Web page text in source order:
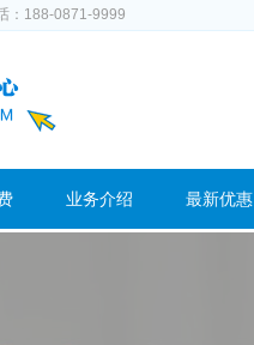
：188-0871-9999
业务介绍 最新优惠